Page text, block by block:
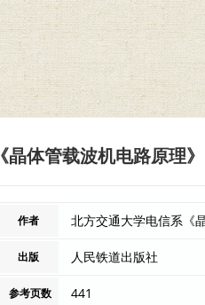
《晶体管载波机电路原理》
作者
出版 人民铁道出版社
参考页数 441